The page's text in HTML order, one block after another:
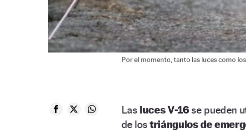
Por el momento, tanto las luces como
Las luces V-16se pueden
de lostriángulos de